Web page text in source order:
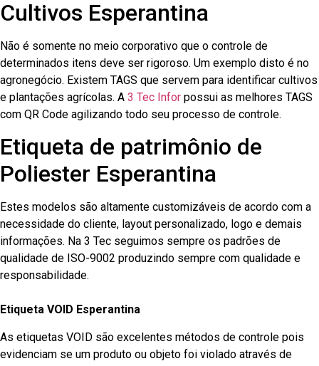
Cultivos Esperantina
Não é somente no meio corporativo que o controle de
determinados itens deve ser rigoroso. Um exemplo disto é no
agronegócio. Existem TAGS que servem para identificar cultivos
e plantações agrícolas. A 3 Tec Infor possui as melhores TAGS
com QR Code agilizando todo seu processo de controle.
Etiqueta de patrimônio de
Poliester Esperantina
Estes modelos são altamente customizáveis de acordo com a
necessidade do cliente, layout personalizado, logo e demais
informações. Na 3 Tec seguimos sempre os padrões de
qualidade de ISO-9002 produzindo sempre com qualidade e
responsabilidade.
Etiqueta VOID Esperantina
As etiquetas VOID são excelentes métodos de controle pois
evidenciam se um produto ou objeto foi violado através de